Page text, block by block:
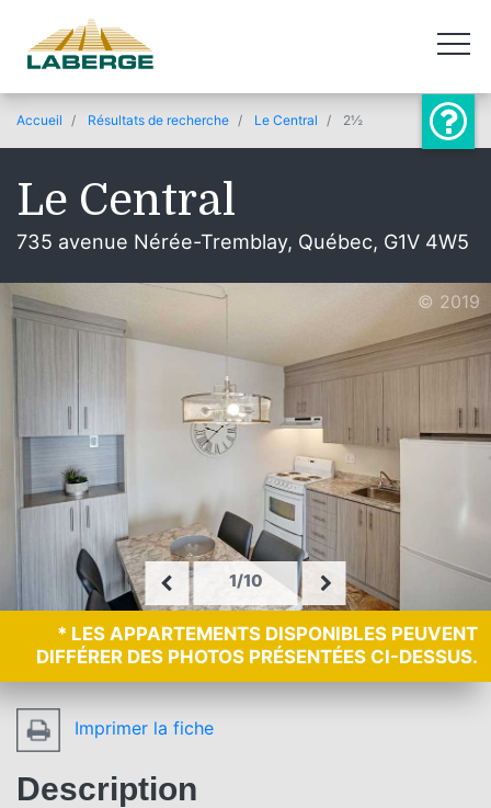
Accueil Résultats de recherche Le Central 2½
Le Central
735 avenue Nérée-Tremblay, Québec, G1V 4W5
© 2019
1/10
* LES APPARTEMENTS DISPONIBLES PEUVENT
DIFFÉRER DES PHOTOS PRÉSENTÉES CI-DESSUS.
Imprimer la fiche
Description